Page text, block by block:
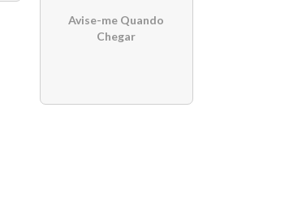
Avise-me Quando
Chegar